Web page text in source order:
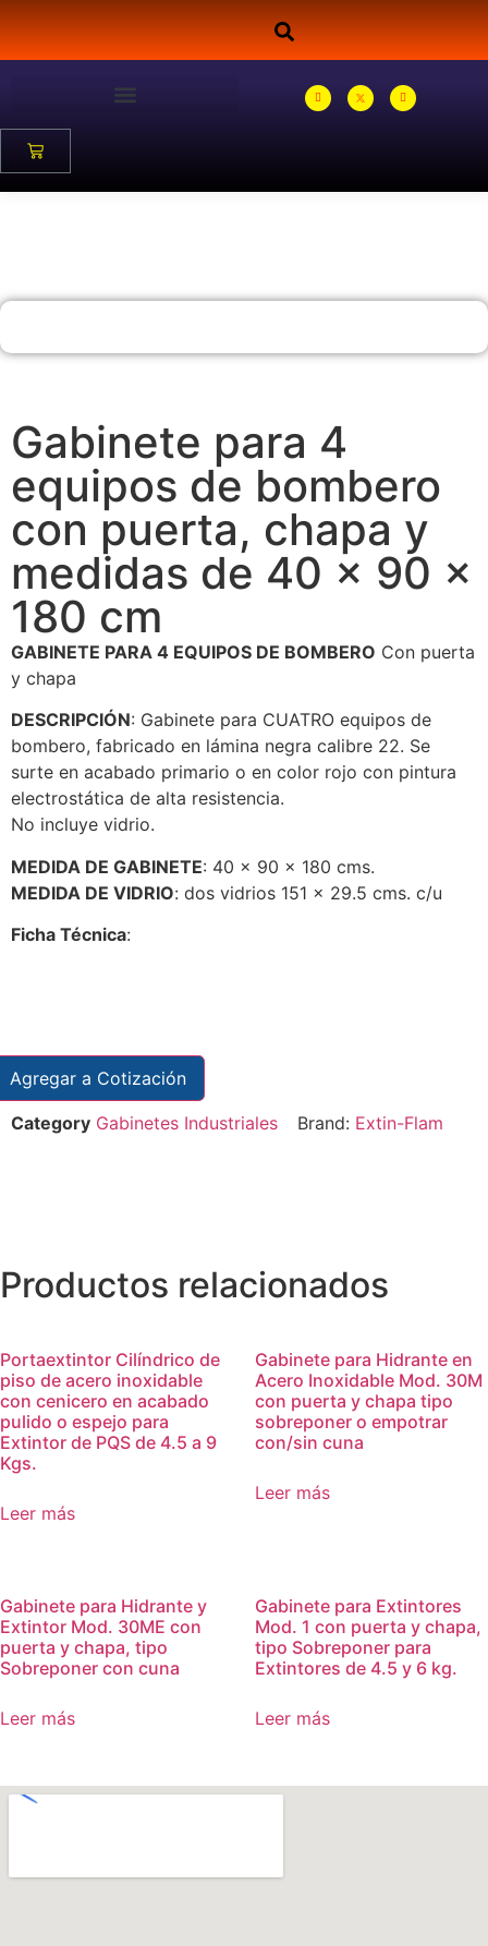
Gabinete para 4
equipos de bombero
con puerta, chapa y
medidas de 40 x 90 x
180 cm
GABINETE PARA 4 EQUIPOS DE BOMBERO Con puerta
y chapa
DESCRIPCIÓN: Gabinete para CUATRO equipos de
bombero, fabricado en lámina negra calibre 22. Se
surte en acabado primario o en color rojo con pintura
electrostática de alta resistencia.
No incluye vidrio.
MEDIDA DE GABINETE: 40 x 90 x 180 cms.
MEDIDA DE VIDRIO: dos vidrios 151 x 29.5 cms. c/u
Ficha Técnica:
Agregar a Cotización
Category Gabinetes Industriales Brand: Extin-Flam
Productos relacionados
Portaextintor Cilíndrico de
piso de acero inoxidable
con cenicero en acabado
pulido o espejo para
Extintor de PQS de 4.5 a 9
Kgs.
Leer más
Gabinete para Hidrante en
Acero Inoxidable Mod. 30M
con puerta y chapa tipo
sobreponer o empotrar
con/sin cuna
Leer más
Gabinete para Hidrante y
Extintor Mod. 30ME con
puerta y chapa, tipo
Sobreponer con cuna
Leer más
Gabinete para Extintores
Mod. 1 con puerta y chapa,
tipo Sobreponer para
Extintores de 4.5 y 6 kg.
Leer más